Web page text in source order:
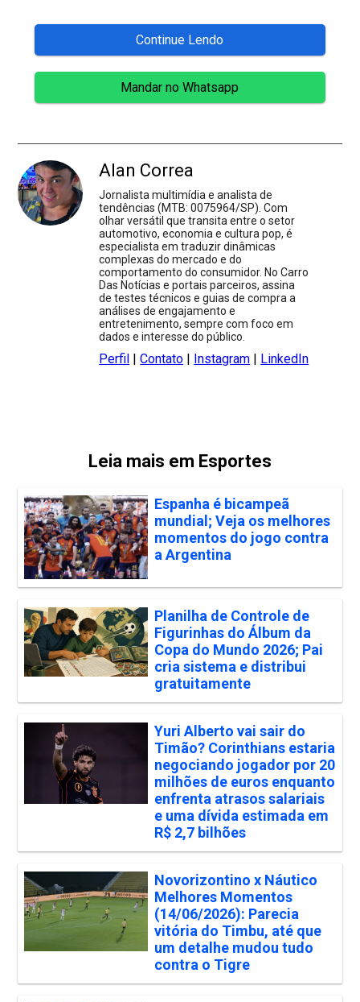
Continue Lendo
Mandar no Whatsapp
Alan Correa
Jornalista multimídia e analista de
tendências (MTB: 0075964/SP). Com
olhar versátil que transita entre o setor
automotivo, economia e cultura pop, é
especialista em traduzir dinâmicas
complexas do mercado e do
comportamento do consumidor. No Carro
Das Notícias e portais parceiros, assina
de testes técnicos e guias de compra a
análises de engajamento e
entretenimento, sempre com foco em
dados e interesse do público.
Perfil |Contato | Instagram | LinkedIn
Leia mais em Esportes
Espanha é bicampeã
mundial; Veja os melhores
momentos do jogo contra
a Argentina
Planilha de Controle de
Figurinhas do Álbum da
Copa do Mundo 2026; Pai
cria sistema e distribui
gratuitamente
Yuri Alberto vai sair do
Timão? Corinthians estaria
negociando jogador por 20
milhões de euros enquanto
enfrenta atrasos salariais
e uma dívida estimada em
R$ 2,7 bilhões
Novorizontino x Náutico
Melhores Momentos
(14/06/2026): Parecia
vitória do Timbu, até que
um detalhe mudou tudo
contra o Tigre